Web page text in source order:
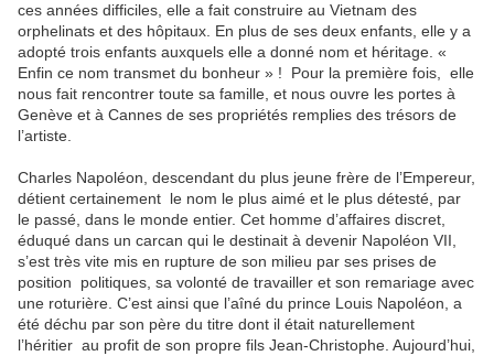
ces années difficiles, elle a fait construire au Vietnam des
orphelinats et des hôpitaux. En plus de ses deux enfants, elle y a
adopté trois enfants auxquels elle a donné nom et héritage. «
Enfin ce nom transmet du bonheur » ! Pour la première fois, elle
nous fait rencontrer toute sa famille, et nous ouvre les portes à
Genève et à Cannes de ses propriétés remplies des trésors de
l’artiste.
Charles Napoléon, descendant du plus jeune frère de l’Empereur,
détient certainement le nom le plus aimé et le plus détesté, par
le passé, dans le monde entier. Cet homme d’affaires discret,
éduqué dans un carcan qui le destinait à devenir Napoléon VII,
s’est très vite mis en rupture de son milieu par ses prises de
position politiques, sa volonté de travailler et son remariage avec
une roturière. C’est ainsi que l’aîné du prince Louis Napoléon, a
été déchu par son père du titre dont il était naturellement
l’héritier au profit de son propre fils Jean-Christophe. Aujourd’hui,